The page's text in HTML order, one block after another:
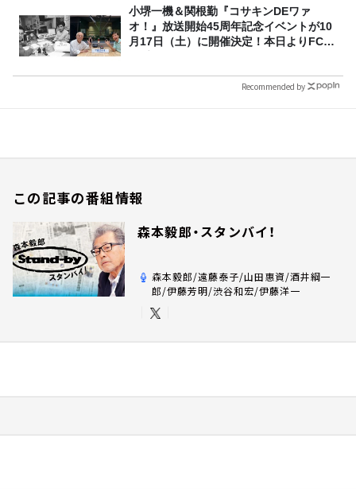
小堺一機＆関根勤『コサキンDEワァ
オ！』放送開始45周年記念イベントが10
月17日（土）に開催決定！本日よりFC先
Recommended by
この記事の番組情報
森本毅郎・スタンバイ！
森本毅郎/遠藤泰子/山田惠資/酒井綱一
郎/伊藤芳明/渋谷和宏/伊藤洋一